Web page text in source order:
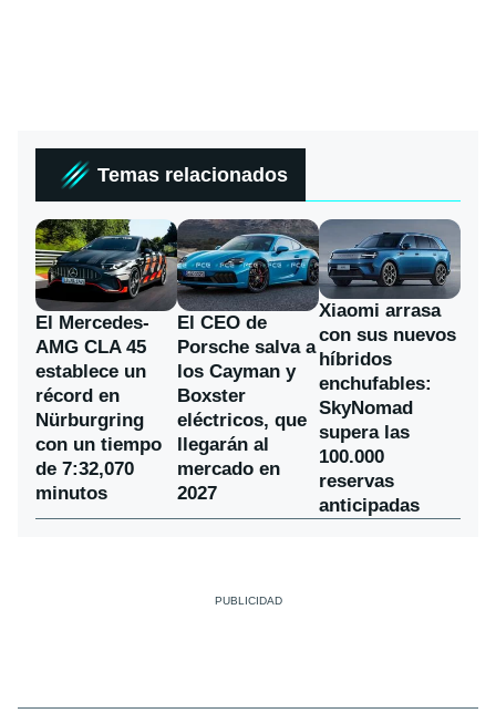
Temas relacionados
El Mercedes-
AMG CLA 45
establece un
récord en
Nürburgring
con un tiempo
de 7:32,070
minutos
El CEO de
Porsche salva a
los Cayman y
Boxster
eléctricos, que
llegarán al
mercado en
2027
Xiaomi arrasa
con sus nuevos
híbridos
enchufables:
SkyNomad
supera las
100.000
reservas
anticipadas